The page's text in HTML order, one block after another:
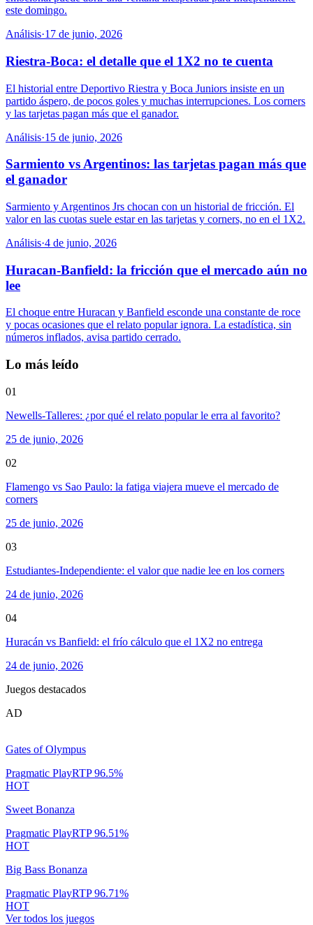
este domingo.
Análisis·17 de junio, 2026
Riestra-Boca: el detalle que el 1X2 no te cuenta
El historial entre Deportivo Riestra y Boca Juniors insiste en un
partido áspero, de pocos goles y muchas interrupciones. Los corners
y las tarjetas pagan más que el ganador.
Análisis·15 de junio, 2026
Sarmiento vs Argentinos: las tarjetas pagan más que
el ganador
Sarmiento y Argentinos Jrs chocan con un historial de fricción. El
valor en las cuotas suele estar en las tarjetas y corners, no en el 1X2.
Análisis·4 de junio, 2026
Huracan-Banfield: la fricción que el mercado aún no
lee
El choque entre Huracan y Banfield esconde una constante de roce
y pocas ocasiones que el relato popular ignora. La estadística, sin
números inflados, avisa partido cerrado.
Lo más leído
01
Newells-Talleres: ¿por qué el relato popular le erra al favorito?
25 de junio, 2026
02
Flamengo vs Sao Paulo: la fatiga viajera mueve el mercado de
corners
25 de junio, 2026
03
Estudiantes-Independiente: el valor que nadie lee en los corners
24 de junio, 2026
04
Huracán vs Banfield: el frío cálculo que el 1X2 no entrega
24 de junio, 2026
Juegos destacados
AD
Gates of Olympus
Pragmatic PlayRTP96.5%
HOT
Sweet Bonanza
Pragmatic PlayRTP96.51%
HOT
Big Bass Bonanza
Pragmatic PlayRTP96.71%
HOT
Ver todos los juegos